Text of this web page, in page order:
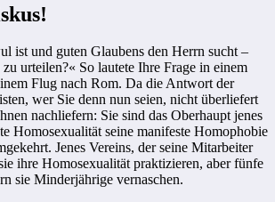
ist und guten Glaubens den Herrn sucht –
urteilen?« So lautete Ihre Frage in einem
Flug nach Rom. Da die Antwort der
wer Sie denn nun seien, nicht überliefert
nachliefern: Sie sind das Oberhaupt jenes
Homosexualität seine manifeste Homophobie
Jenes Vereins, der seine Mitarbeiter
ihre Homosexualität praktizieren, aber fünfe
sie Minderjährige vernaschen.